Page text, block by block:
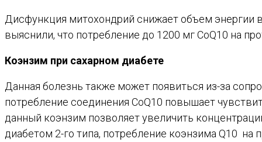
Дисфункция митохондрий снижает объем энергии
выяснили, что потребление до 1200 мг CoQ10 на
Коэнзим при сахарном диабете
Данная болезнь также может появиться из-за
потребление соединения CoQ10 повышает
данный коэнзим позволяет увеличить
диабетом 2-го типа, потребление коэнзима Q10 на